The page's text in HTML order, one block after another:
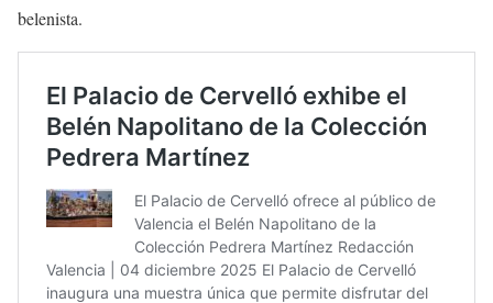
belenista.